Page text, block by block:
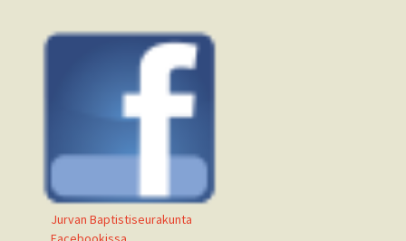
Jurvan Baptistiseurakunta